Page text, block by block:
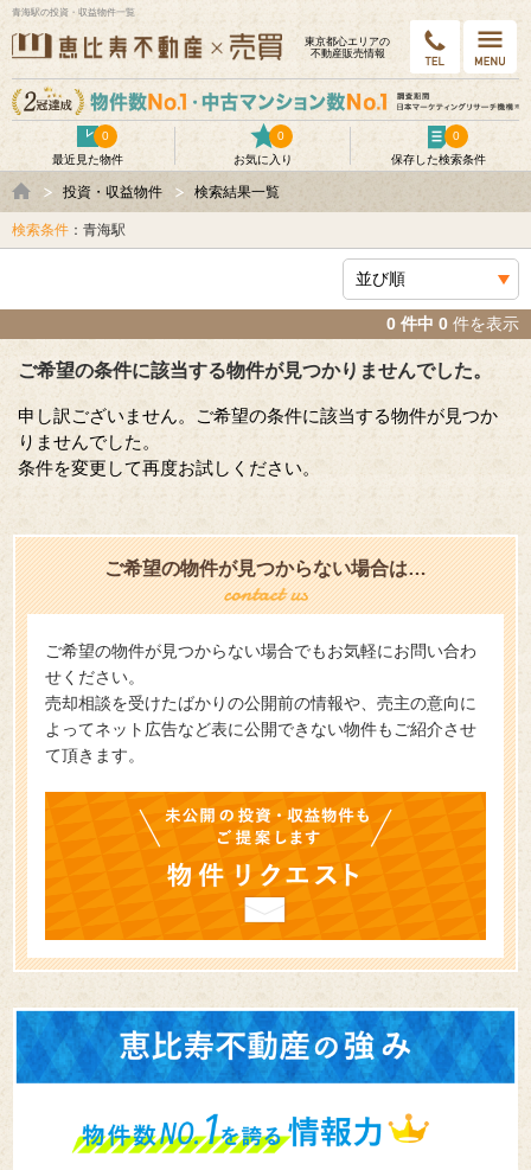
青海駅の投資・収益物件一覧
東京都⼼エリアの
不動産販売情報
最近見た物件
0
お気に入り
0
保存した検索条件
0
投資・収益物件 検索結果一覧
検索条件 ：青海駅
0 件中 0 件を表示
ご希望の条件に該当する物件が見つかりませんでした。
申し訳ございません。ご希望の条件に該当する物件が見つか
りませんでした。
条件を変更して再度お試しください。
ご希望の物件が見つからない場合は…
ご希望の物件が見つからない場合でもお気軽にお問い合わ
せください。
売却相談を受けたばかりの公開前の情報や、売主の意向に
よってネット広告など表に公開できない物件もご紹介させ
て頂きます。